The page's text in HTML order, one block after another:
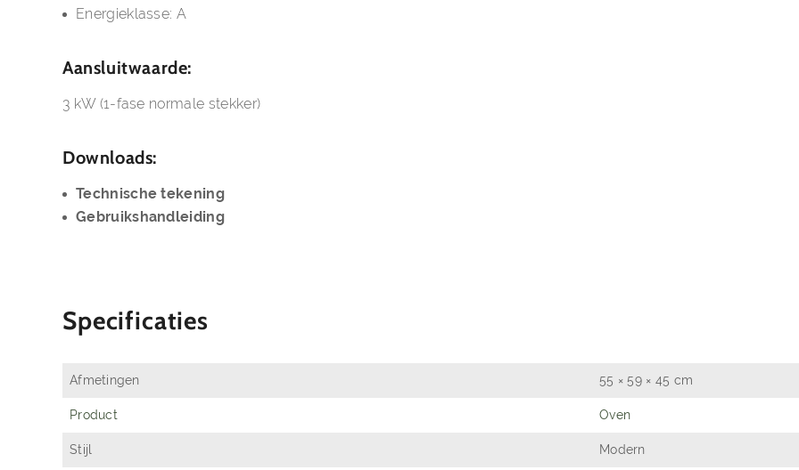
Energieklasse: A
Aansluitwaarde:
3 kW (1-fase normale stekker)
Downloads:
Technische tekening
Gebruikshandleiding
Specificaties
Afmetingen 55 × 59 × 45 cm
Product Oven
Stijl Modern